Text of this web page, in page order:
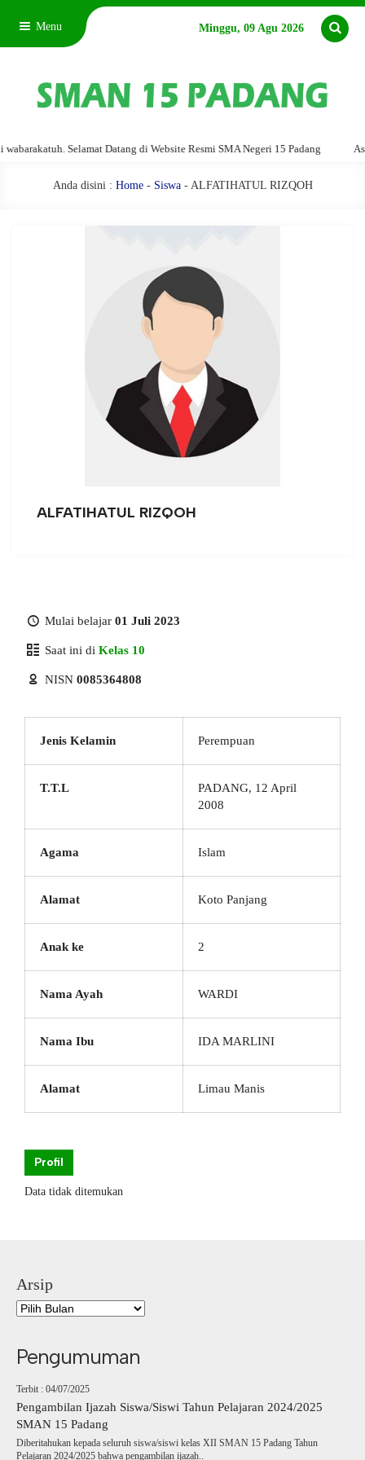
Menu Minggu, 09 Agu 2026
Selamat Datang di Website Resmi SMA Negeri 15 Padang
Anda disini : Home- Siswa- ALFATIHATUL RIZQOH
ALFATIHATUL RIZQOH
Mulai belajar 01 Juli 2023
Saat ini di Kelas 10
NISN 0085364808
Jenis Kelamin Perempuan
T.T.L
PADANG, 12 April
2008
Agama Islam
Alamat Koto Panjang
Anak ke 2
Nama Ayah WARDI
Nama Ibu IDA MARLINI
Alamat Limau Manis
Profil
Data tidak ditemukan
Arsip
Pengumuman
Terbit : 04/07/2025
Pengambilan Ijazah Siswa/Siswi Tahun Pelajaran 2024/2025
SMAN 15 Padang
Diberitahukan kepada seluruh siswa/siswi kelas XII SMAN 15 Padang Tahun
Pelajaran 2024/2025 bahwa pengambilan ijazah..